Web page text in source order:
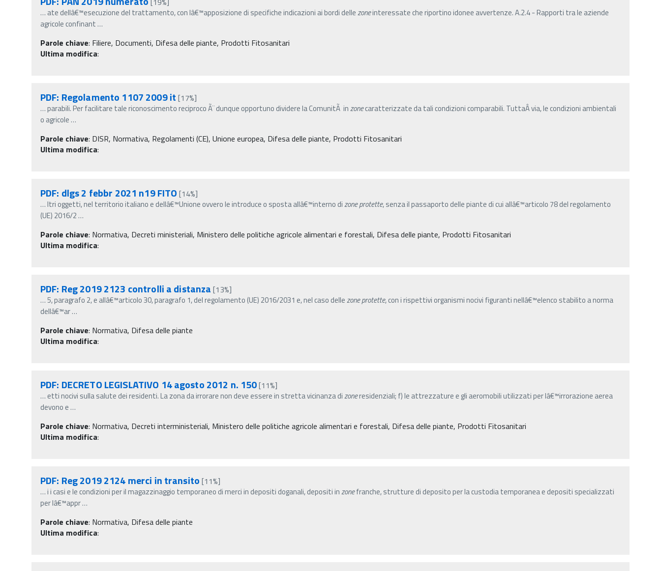
… ate dellâ€™esecuzione del trattamento, con lâ€™apposizione di specifiche indicazioni ai bordi dellezoneinteressate che riportino idonee avvertenze. A.2.4 - Rapporti tra le aziende
agricole confinant…
Parole chiave: Filiere, Documenti, Difesa delle piante, Prodotti Fitosanitari
Ultima modifica:
PDF: Regolamento 1107 2009 it [17%]
…parabili. Per facilitare tale riconoscimento reciproco Ã¨ dunque opportuno dividere la ComunitÃ inzonecaratterizzate da tali condizioni comparabili. TuttaÂ­ via, le condizioni ambientali
o agricole…
Parole chiave: DISR, Normativa, Regolamenti (CE), Unione europea, Difesa delle piante, Prodotti Fitosanitari
Ultima modifica:
PDF: dlgs 2 febbr 2021 n19 FITO [14%]
…ltri oggetti, nel territorio italiano e dellâ€™Unione ovvero le introduce o sposta allâ€™interno dizoneprotette, senza il passaporto delle piante di cui allâ€™articolo 78 del regolamento
(UE) 2016/2…
Parole chiave: Normativa, Decreti ministeriali, Ministero delle politiche agricole alimentari e forestali, Difesa delle piante, Prodotti Fitosanitari
Ultima modifica:
PDF: Reg 2019 2123 controlli a distanza [13%]
…5, paragrafo 2, e allâ€™articolo 30, paragrafo 1, del regolamento (UE) 2016/2031 e, nel caso dellezoneprotette, con i rispettivi organismi nocivi figuranti nellâ€™elenco stabilito a norma
dellâ€™ar…
Parole chiave: Normativa, Difesa delle piante
Ultima modifica:
PDF: DECRETO LEGISLATIVO 14 agosto 2012 n. 150[11%]
… etti nocivi sulla salute dei residenti. La zona da irrorare non deve essere in stretta vicinanza dizoneresidenziali; f) le attrezzature e gli aeromobili utilizzati per lâ€™irrorazione aerea
devono e…
Parole chiave: Normativa, Decreti interministeriali, Ministero delle politiche agricole alimentari e forestali, Difesa delle piante, Prodotti Fitosanitari
Ultima modifica:
PDF: Reg 2019 2124 merci in transito [11%]
…i i casi e le condizioni per il magazzinaggio temporaneo di merci in depositi doganali, depositi inzonefranche, strutture di deposito per la custodia temporanea e depositi specializzati
per lâ€™appr…
Parole chiave: Normativa, Difesa delle piante
Ultima modifica: